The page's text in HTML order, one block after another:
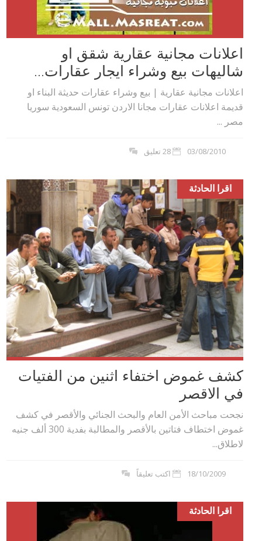
اعلانات مجانية عقارية شقق او
شاليهات بيع وشراء ايجار عقارات...
اعلانات مجانية عقارية | بيع وشراء عقارات حديثة البناء او
قديمة اعلانات عقارات مجانا الاردن تونس السعودية سوريا
مصر ...
03/08/2010 28 تعليق
اقرا الحادثة
كشف غموض اختفاء اثنين من الفتيات
في الاقصر
نجحت مباحث الأمن العام والبحث الجنائي والأقصر في كشف
غموض اختطاف فتاتين بالأقصر والمطالبة بفدية 300 ألف جنيه
لاطلاق...
18/10/2009 اكتب تعليقاً
اقرا الحادثة